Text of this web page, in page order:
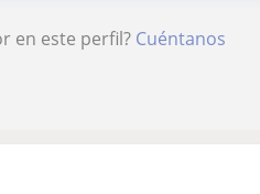
en este perfil? Cuéntanos